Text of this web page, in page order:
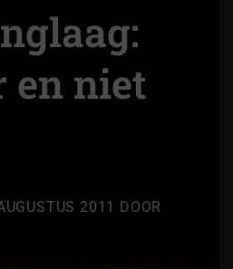
en niet
2011 DOOR